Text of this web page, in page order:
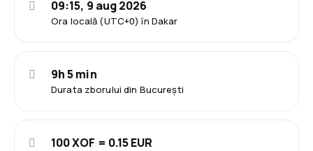
Ora locală (UTC+0) în Dakar
09:15, 9 aug 2026
Durata zborului din București
9h 5 min
100 XOF = 0.15 EUR